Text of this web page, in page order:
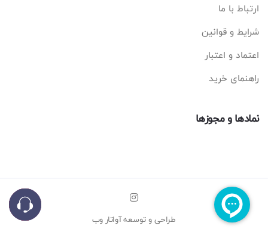
ارتباط با ما
شرایط و قوانین
اعتماد و اعتبار
راهنمای خرید
نمادها و مجوزها
طراحی و توسعهآواتار وب